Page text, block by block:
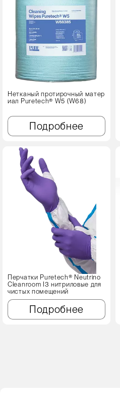
Нетканый протирочный матер
иал Puretech® W5 (W68)
Подробнее
Перчатки Puretech® Neutrino
Cleanroom I3 нитриловые для
чистых помещений
Подробнее